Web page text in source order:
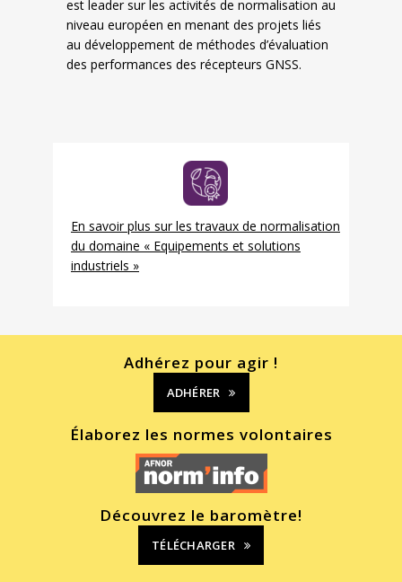
est leader sur les activités de normalisation au
niveau européen en menant des projets liés
au développement de méthodes d’évaluation
des performances des récepteurs GNSS.
En savoir plus sur les travaux de normalisation
du domaine « Equipements et solutions
industriels »
Adhérez pour agir !
ADHÉRER
Élaborez les normes volontaires
Découvrez le baromètre!
TÉLÉCHARGER